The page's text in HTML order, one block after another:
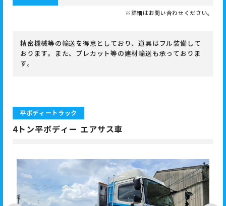
※詳細はお問い合わせください。
精密機械等の輸送を得意としており、道具はフル装備して
おります。また、プレカット等の建材輸送も承っておりま
す。
平ボディートラック
4トン平ボディー エアサス車